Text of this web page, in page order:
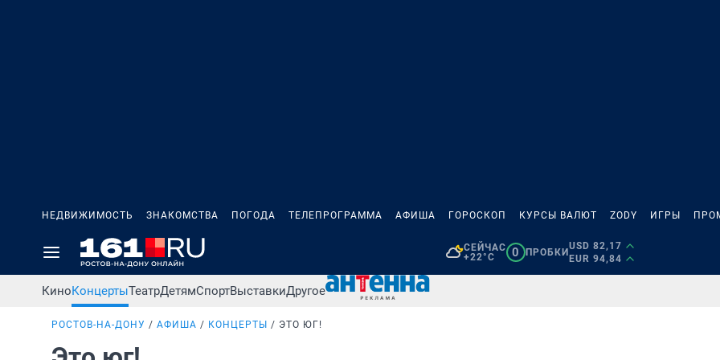
НЕДВИЖИМОСТЬ ЗНАКОМСТВА ПОГОДА ТЕЛЕПРОГРАММА АФИША ГОРОСКОП КУРСЫ ВАЛЮТ ZODY ИГРЫ
СЕЙЧАС
+22°C
0 ПРОБКИ
USD 82,17
EUR 94,84
КиноКонцертыТеатрДетямСпортВыставкиДругое
РОСТОВ-НА-ДОНУ АФИША КОНЦЕРТЫ ЭТО ЮГ!